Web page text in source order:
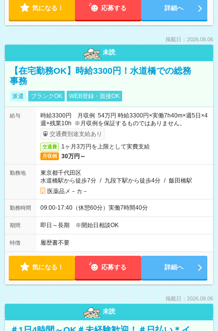
気になる！ 応募する 詳細へ
掲載日：2026.08.06
未読
【在宅勤務OK】時給3300円！水道橋での総務
事務
派遣 ブランクOK WEB登録・面接OK
給与
時給3300円 月収例 54万円 時給3300円×実働7h40m×週5日×4
週+残業10h ※月収例を保証するものではありません。
交通費別途支給あり
交通費 1ヶ月3万円を上限として実費支給
月収例 30万円～
勤務地
東京都千代田区
水道橋駅から徒歩7分 / 九段下駅から徒歩4分 / 飯田橋駅
医薬品メ－カ－
勤務時間 09:00-17:40（休憩60分）実働7時間40分
期間 即日～長期 ※開始日相談OK
特徴 履歴書不要
気になる！ 応募する 詳細へ
掲載日：2026.08.06
未読